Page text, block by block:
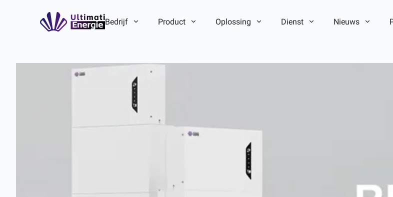
Bedrijf Product Oplossing Dienst Nieuws
Bedrijfsintroductie